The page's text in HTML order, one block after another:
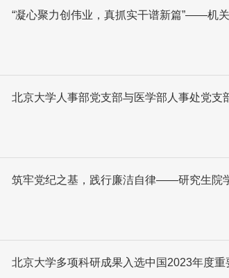
“凝心聚力创伟业，真抓实干谱新篇”——机
北京大学人事部党支部与医学部人事处党支
筑牢党纪之基，践行廉洁自律——研究生院
北京大学多项科研成果入选中国2023年度重